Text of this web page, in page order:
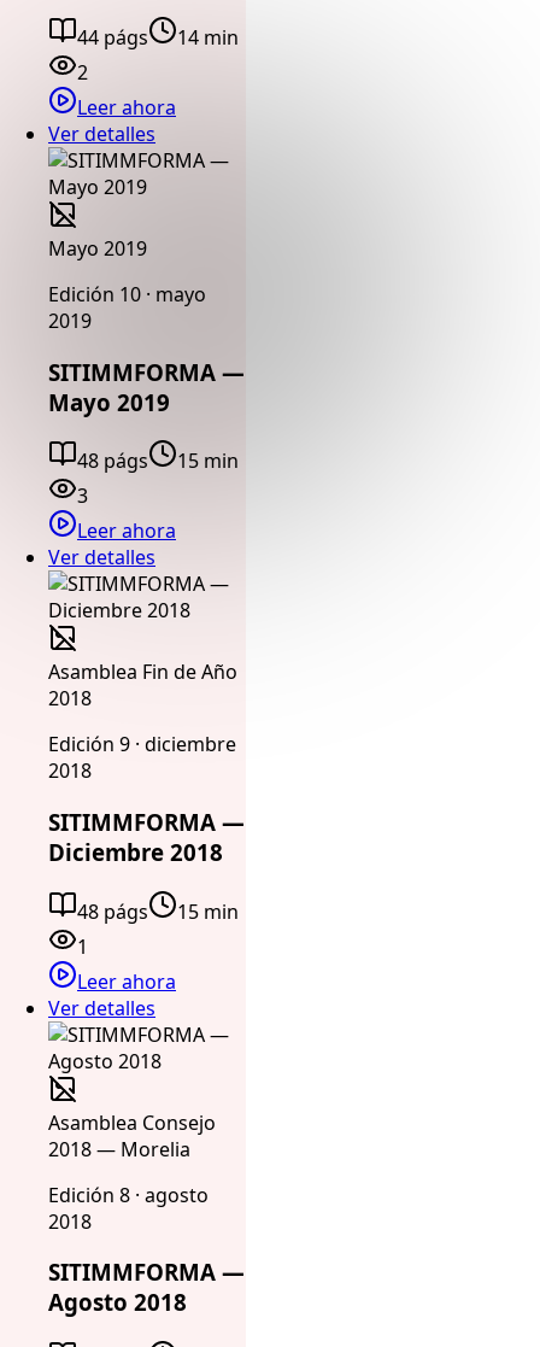
44 págs
14 min
2
Leer ahora
Ver detalles
Mayo 2019
Edición 10 · mayo
2019
SITIMMFORMA —
Mayo 2019
48 págs
15 min
3
Leer ahora
Ver detalles
Asamblea Fin de Año
2018
Edición 9 · diciembre
2018
SITIMMFORMA —
Diciembre 2018
48 págs
15 min
1
Leer ahora
Ver detalles
Asamblea Consejo
2018 — Morelia
Edición 8 · agosto
2018
SITIMMFORMA —
Agosto 2018